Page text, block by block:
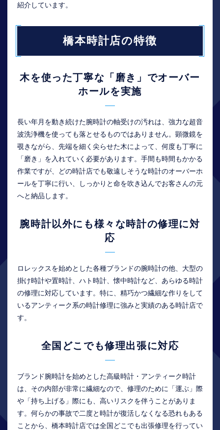
紹介しています。
橋本時計店の特徴
木を使った丁寧な「磨き」でオーバー
ホールを実施
長い年月を動き続けた腕時計の軸受けの汚れは、強力な超音
波洗浄機を使っても落とせるものではありません。顕微鏡を
覗きながら、先端を細く尖らせた木によって、何度も丁寧に
「磨き」を入れていく必要があります。手間も時間もかかる
作業ですが、どの時計店でも敬遠しそうな時計のオーバーホ
ールを丁寧に行い、しっかりと命を吹き込んでお客さんの元
へと納品します。
腕時計以外にも様々な時計の修理に対
応
ロレックスを始めとした各種ブランドの腕時計の他、大型の
掛け時計や置時計、ハト時計、懐中時計など、あらゆる時計
の修理に対応しています。特に、精巧かつ繊細な作りをして
いるアンティーク系の時計修理に強みと実績のある時計店で
す。
全国どこでも修理出張に対応
ブランド腕時計を始めとした高級時計・アンティーク時計
は、その内部が非常に繊細なので、修理のために「運ぶ」際
や「持ち上げる」際にも、高いリスクを伴うことがありま
す。何らかの事故で二度と時計が復活しなくなる恐れもある
ことから、橋本時計店では全国どこでも出張修理を行ってい